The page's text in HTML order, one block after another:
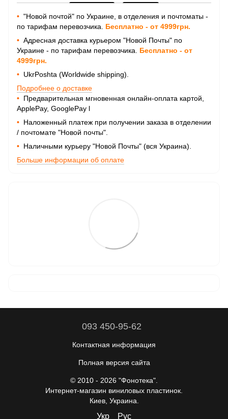
• "Новой почтой" по Украине, в отделения и почтоматы -
по тарифам перевозчика. Бесплатно - от 4999грн.
• Адресная доставка курьером "Новой Почты" по
Украине - по тарифам перевозчика. Бесплатно - от
4999грн.
• UkrPoshta (Worldwide shipping).
Подробнее о доставке
• Предварительная мгновенная онлайн-оплата картой,
ApplePay, GooglePay l
• Наложенный платеж при получении заказа в отделении
/ почтомате "Новой почты".
• Наличными курьеру "Новой Почты" (вся Украина).
Больше информации об оплате
093 450-95-62
Контактная информация
Полная версия сайта
© 2010 - 2026 "Фонотека".
Интернет-магазин виниловых пластинок.
Киев, Украина.
Укр Рус